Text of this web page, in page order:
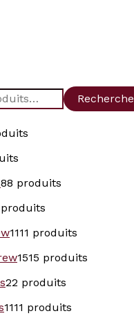
Recherche
88 produits
1111 produits
1515 produits
22 produits
1111 produits